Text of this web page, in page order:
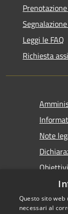
Leggi le FAQ
Richiesta
Note
Questo sito
necessari al